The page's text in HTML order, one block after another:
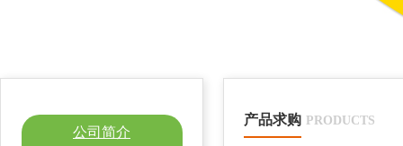
公司简介
产品求购 PRODUCTS